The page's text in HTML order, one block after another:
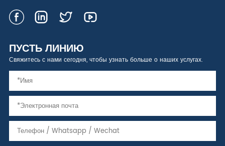
ПУСТЬ ЛИНИЮ
Свяжитесь с нами сегодня, чтобы узнать больше о наших услугах.